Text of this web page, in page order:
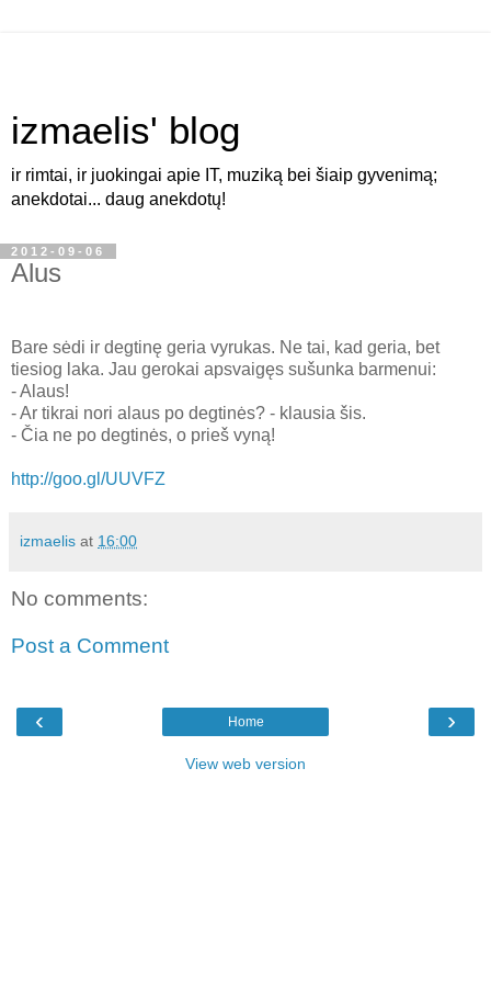
izmaelis' blog
ir rimtai, ir juokingai apie IT, muziką bei šiaip gyvenimą;
anekdotai... daug anekdotų!
2012-09-06
Alus
Bare sėdi ir degtinę geria vyrukas. Ne tai, kad geria, bet
tiesiog laka. Jau gerokai apsvaigęs sušunka barmenui:
- Alaus!
- Ar tikrai nori alaus po degtinės? - klausia šis.
- Čia ne po degtinės, o prieš vyną!
http://goo.gl/UUVFZ
izmaelis at 16:00
No comments:
Post a Comment
‹ ›
Home
View web version